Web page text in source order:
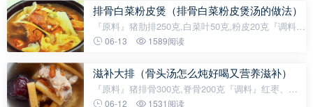
排骨白菜粉皮煲（排骨白菜粉皮煲汤的做法）
『原料』猪肋排250克,白菜叶50克,粉皮20克『调料』
色拉...
06-13 1589阅读
滋补大排（骨头汤怎么炖好喝又营养滋补）
『原料』猪排骨300克,脊骨200克『调料』红枣、熟
地、高汤...
06-12 1531阅读